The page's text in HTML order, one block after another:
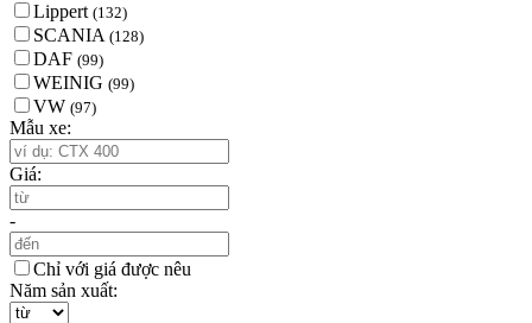
Lippert (132)
SCANIA (128)
DAF (99)
WEINIG (99)
VW (97)
Mẫu xe:
Giá:
-
Chỉ với giá được nêu
Năm sản xuất: